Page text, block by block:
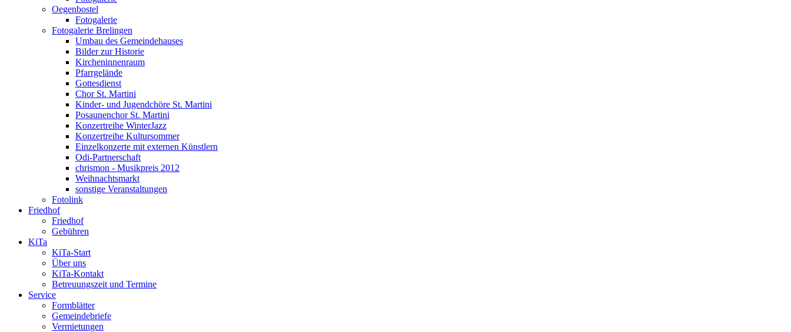
Oegenbostel
Fotogalerie
Fotogalerie Brelingen
Umbau des Gemeindehauses
Bilder zur Historie
Kircheninnenraum
Pfarrgelände
Gottesdienst
Chor St. Martini
Kinder- und Jugendchöre St. Martini
Posaunenchor St. Martini
Konzertreihe WinterJazz
Konzertreihe Kultursommer
Einzelkonzerte mit externen Künstlern
Odi-Partnerschaft
chrismon - Musikpreis 2012
Weihnachtsmarkt
sonstige Veranstaltungen
Fotolink
Friedhof
Friedhof
Gebühren
KiTa
KiTa-Start
Über uns
KiTa-Kontakt
Betreuungszeit und Termine
Service
Formblätter
Gemeindebriefe
Vermietungen